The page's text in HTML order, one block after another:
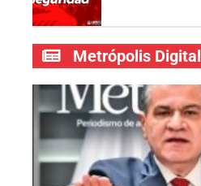
Metrópolis Digital